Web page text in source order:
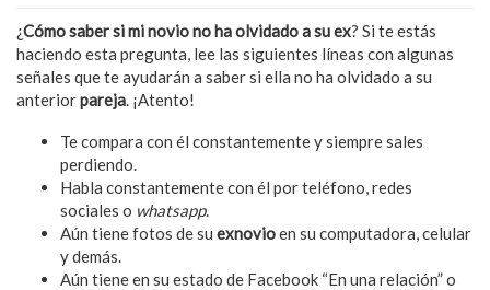
¿Cómo saber si mi novio no ha olvidado a su ex? Si te estás
haciendo esta pregunta, lee las siguientes líneas con algunas
señales que te ayudarán a saber si ella no ha olvidado a su
anteriorpareja. ¡Atento!
Te compara con él constantemente y siempre sales
perdiendo.
Habla constantemente con él por teléfono, redes
sociales o whatsapp.
Aún tiene fotos de su exnovioen su computadora, celular
y demás.
Aún tiene en su estado de Facebook “En una relación” o